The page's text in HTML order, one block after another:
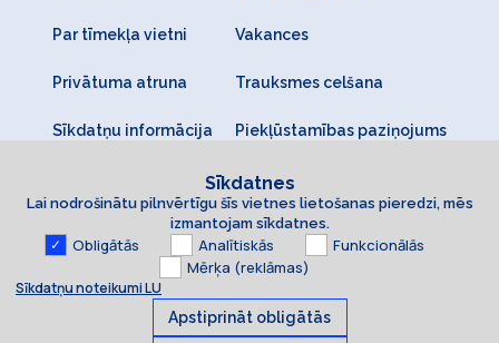
Par tīmekļa vietni Vakances
Privātuma atruna Trauksmes celšana
Sīkdatņu informācija Piekļūstamības paziņojums
Sīkdatnes
Lai nodrošinātu pilnvērtīgu šīs vietnes lietošanas pieredzi, mēs
izmantojam sīkdatnes.
Obligātās Analītiskās
Funkcionālās
Mērķa (reklāmas)
Sīkdatņu noteikumi LU
Apstiprināt obligātās